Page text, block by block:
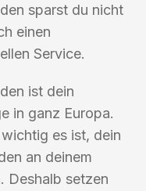
sparst du nicht
einen
Service.
ist dein
in ganz Europa.
es ist, dein
an deinem
Deshalb setzen